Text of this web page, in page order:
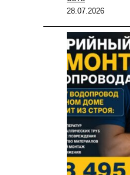
28.07.2026